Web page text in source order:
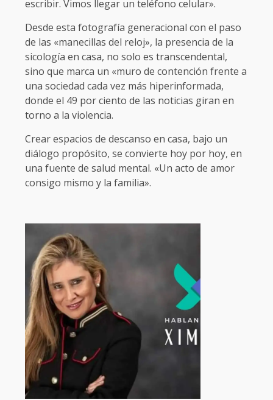
escribir. Vimos llegar un teléfono celular».
Desde esta fotografía generacional con el paso
de las «manecillas del reloj», la presencia de la
sicología en casa, no solo es transcendental,
sino que marca un «muro de contención frente a
una sociedad cada vez más hiperinformada,
donde el 49 por ciento de las noticias giran en
torno a la violencia.
Crear espacios de descanso en casa, bajo un
diálogo propósito, se convierte hoy por hoy, en
una fuente de salud mental. «Un acto de amor
consigo mismo y la familia».